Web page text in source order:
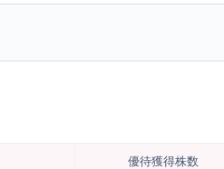
優待獲得株数